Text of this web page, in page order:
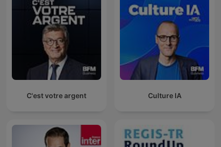
C'est votre argent Culture IA